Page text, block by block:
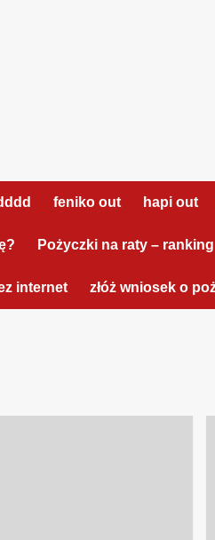
feniko out hapi out
Pożyczki na raty – ranking
internet złóż wniosek o